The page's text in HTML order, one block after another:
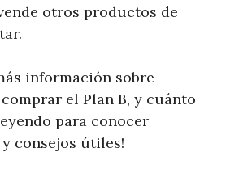
otros productos de
información sobre
el Plan B, y cuánto
para conocer
consejos útiles!